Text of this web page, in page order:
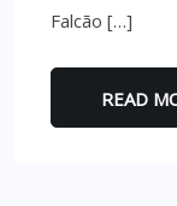
Falcão […]
READ